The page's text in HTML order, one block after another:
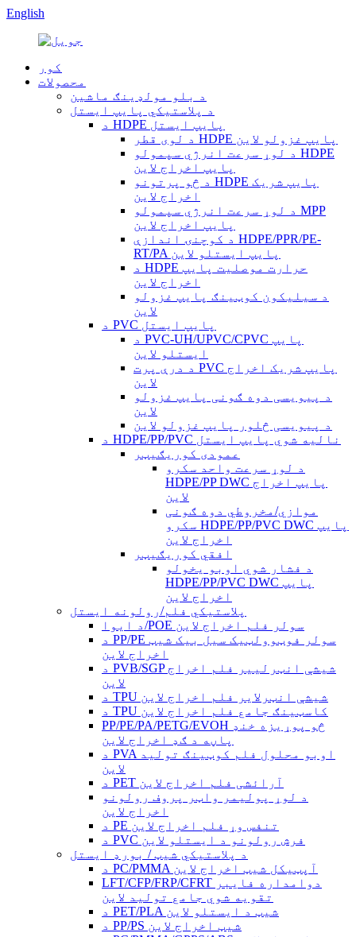
English
کور
محصولات
د بلو مولډینګ ماشین
د پلاستيکي پایپ ایستل
د HDPE پایپ ایستل
د لوی قطر HDPE پایپ غزولو لاین
د لوړ سرعت انرژي سپمولو HDPE
پایپ اخراج لاین
د څو پرتونو HDPE پایپ شریک
اخراج لاین
د لوړ سرعت انرژي سپمولو MPP
پایپ اخراج لاین
د کوچنۍ اندازې HDPE/PPR/PE-
RT/PA پایپ ایستلو لاین
د HDPE حرارت موصلیت پایپ
اخراج لاین
د سیلیکون کوټینګ پایپ غزولو
لاین
د PVC پایپ ایستل
د PVC-UH/UPVC/CPVC پایپ
ایستلو لاین
د درې پرت PVC پایپ شریک اخراج
لاین
د پیویسی دوه ګونی پایپ غزولو
لاین
د پیویسی څلور پایپ غزولو لاین
د HDPE/PP/PVC نالیه شوي پایپ ایستل
عمودی کوریګیټر
د لوړ سرعت واحد سکرو
HDPE/PP DWC پایپ اخراج
لاین
موازي/مخروطي دوه ګونی
سکرو HDPE/PP/PVC DWC پایپ
اخراج لاین
افقي کوریګیټر
د فشار شوي اوبو یخولو
HDPE/PP/PVC DWC پایپ
اخراج لاین
پلاستيکي فلم/رولونه ایستل
د ایوا/POE سولر فلم اخراج لاین
د PP/PE سولر فوټوولټیک سیل بیک شیټ
اخراج لاین
د PVB/SGP شیشې انټرلییر فلم اخراج
لاین
د TPU شیشې انټرلایر فلم اخراج لاین
د TPU کاسټینګ جامع فلم اخراج لاین
PP/PE/PA/PETG/EVOH څو پوړیزه خنډ
پاڼه د ګډ اخراج لاین
د PVA اوبو محلول فلم کوټینګ تولید
لاین
د PET آرائشی فلم اخراج لاین
د لوړ پولیمر واټر پروف رولونو
اخراج لاین
د PE تنفس وړ فلم اخراج لاین
د PVC فرش رولونو د ایستلو لاین
د پلاستيکي شیټ / بورډ ایستل
د PC/PMMA آپټیکل شیټ اخراج لاین
LFT/CFP/FRP/CFRT دوامداره فایبر
تقویه شوي جامع تولید لاین
د PET/PLA شیټ د ایستلو لاین
د PP/PS شیټ اخراج لاین